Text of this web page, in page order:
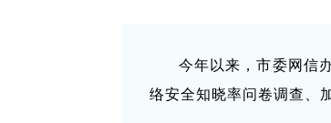
今年以来，市委网信
络安全知晓率问卷调查、